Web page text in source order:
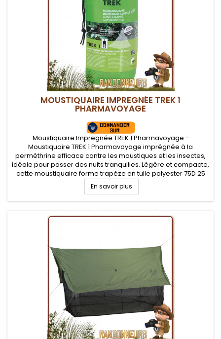
MOUSTIQUAIRE IMPREGNÉE TREK 1
PHARMAVOYAGE
Moustiquaire Impregnée TREK 1 Pharmavoyage -
Moustiquaire TREK 1 Pharmavoyage imprégnée à la
perméthrine efficace contre les moustiques et les insectes,
idéale pour passer des nuits tranquilles. Légère et compacte,
cette moustiquaire forme trapèze en tulle polyester 75D 25
mailles par cm2 est idéale en randonnée, voyage et
camping.
En savoir plus